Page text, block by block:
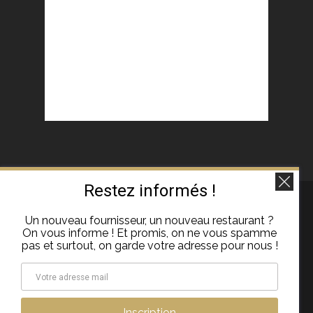
Trouvez nous sur :
Instagram
s'ouvre
Mentions légales
Restez informés !
Un nouveau fournisseur, un nouveau restaurant ?
On vous informe ! Et promis, on ne vous spamme
pas et surtout, on garde votre adresse pour nous !